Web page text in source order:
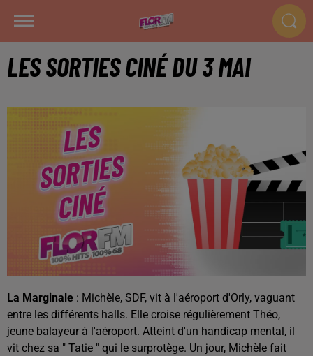
LES SORTIES CINÉ DU 3 MAI
La Marginale : Michèle, SDF, vit à l'aéroport d'Orly, vaguant
entre les différents halls. Elle croise régulièrement Théo,
jeune balayeur à l'aéroport. Atteint d'un handicap mental, il
vit chez sa " Tatie " qui le surprotège. Un jour, Michèle fait